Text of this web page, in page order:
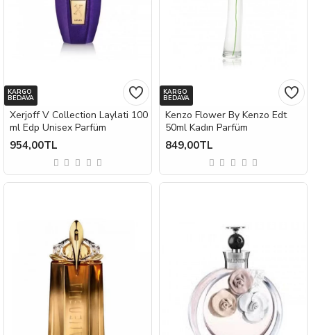
KARGO
BEDAVA
Xerjoff V Collection Laylati 100
ml Edp Unisex Parfüm
954,00TL
KARGO
BEDAVA
Kenzo Flower By Kenzo Edt
50ml Kadın Parfüm
849,00TL